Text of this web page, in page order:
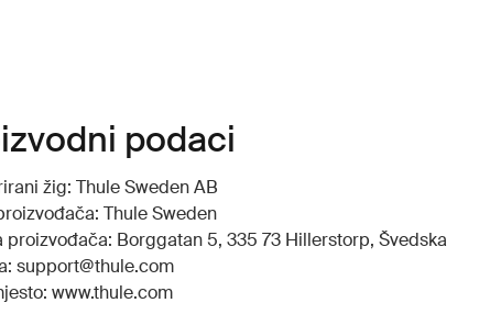
podaci
žig: Thule Sweden AB
Thule Sweden
proizvođača: Borggatan 5, 335 73 Hillerstorp, Švedska
support@thule.com
www.thule.com